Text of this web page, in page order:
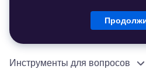
Инструменты для вопросов